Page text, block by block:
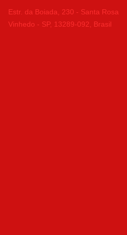
Estr. da Boiada, 230 - Santa Rosa
Vinhedo - SP, 13289-092, Brasil